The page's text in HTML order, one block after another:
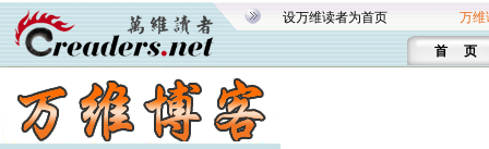
设万维读者为首页 万维
首 页